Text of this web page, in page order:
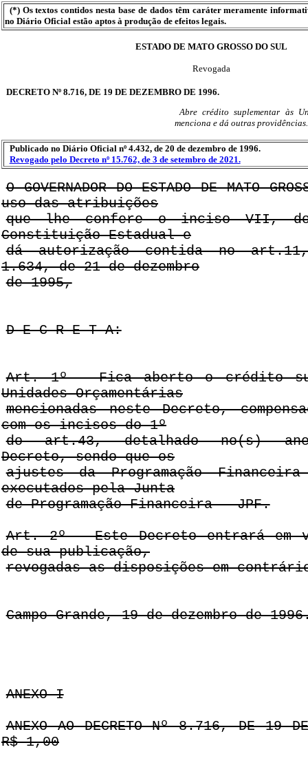
(*) Os textos contidos nesta base de dados têm caráter meramente
no Diário Oficial estão aptos à produção de efeitos legais.
ESTADO DE MATO GROSSO DO SUL
Revogada
DECRETO Nº 8.716, DE 19 DE DEZEMBRO DE 1996.
Abre crédito suplementar às
menciona e dá outras providências.
Publicado no Diário Oficial nº 4.432, de 20 de dezembro de 1996.
Revogado pelo Decreto nº 15.762, de 3 de setembro de 2021.
O GOVERNADOR DO ESTADO DE MATO
uso das atribuições
que lhe confere o inciso VII,
Constituição Estadual e
dá autorização contida no
1.634, de 21 de dezembro
de 1995,
D E C R E T A:
Art. 1º - Fica aberto o crédito
Unidades Orçamentárias
mencionadas neste Decreto,
com os incisos do 1º
do art.43, detalhado no(s)
Decreto, sendo que os
ajustes da Programação
executados pela Junta
de Programação Financeira - JPF.
Art. 2º - Este Decreto entrará em
de sua publicação,
revogadas as disposições em
Campo Grande, 19 de dezembro de
ANEXO I
ANEXO AO DECRETO Nº 8.716, DE 19
R$ 1,00